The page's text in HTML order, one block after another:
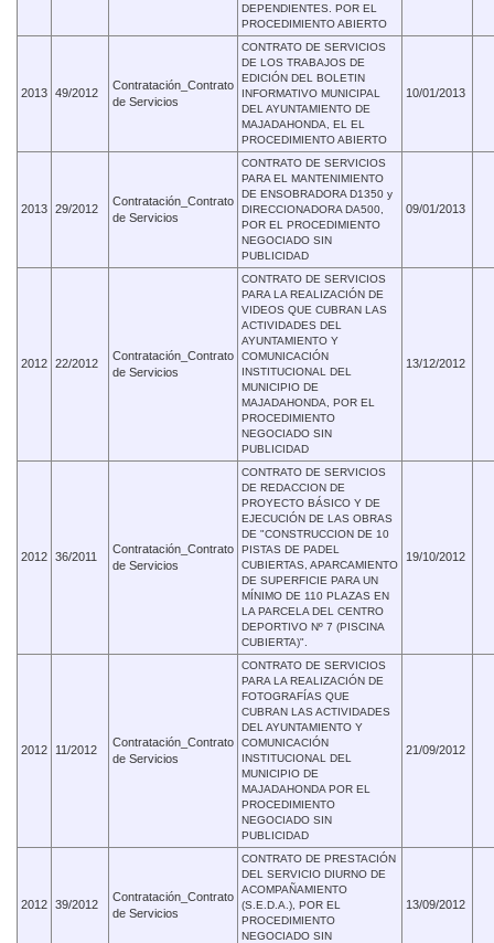
DEPENDIENTES. POR EL
PROCEDIMIENTO ABIERTO
2013 49/2012
Contratación_Contrato
de Servicios
CONTRATO DE SERVICIOS
DE LOS TRABAJOS DE
EDICIÓN DEL BOLETIN
INFORMATIVO MUNICIPAL
DEL AYUNTAMIENTO DE
MAJADAHONDA, EL EL
PROCEDIMIENTO ABIERTO
10/01/2013
2013 29/2012
Contratación_Contrato
de Servicios
CONTRATO DE SERVICIOS
PARA EL MANTENIMIENTO
DE ENSOBRADORA D1350 y
DIRECCIONADORA DA500,
POR EL PROCEDIMIENTO
NEGOCIADO SIN
PUBLICIDAD
09/01/2013
2012 22/2012
Contratación_Contrato
de Servicios
CONTRATO DE SERVICIOS
PARA LA REALIZACIÓN DE
VIDEOS QUE CUBRAN LAS
ACTIVIDADES DEL
AYUNTAMIENTO Y
COMUNICACIÓN
INSTITUCIONAL DEL
MUNICIPIO DE
MAJADAHONDA, POR EL
PROCEDIMIENTO
NEGOCIADO SIN
PUBLICIDAD
13/12/2012
2012 36/2011
Contratación_Contrato
de Servicios
CONTRATO DE SERVICIOS
DE REDACCION DE
PROYECTO BÁSICO Y DE
EJECUCIÓN DE LAS OBRAS
DE "CONSTRUCCION DE 10
PISTAS DE PADEL
CUBIERTAS, APARCAMIENTO
DE SUPERFICIE PARA UN
MÍNIMO DE 110 PLAZAS EN
LA PARCELA DEL CENTRO
DEPORTIVO Nº 7 (PISCINA
CUBIERTA)".
19/10/2012
2012 11/2012
Contratación_Contrato
de Servicios
CONTRATO DE SERVICIOS
PARA LA REALIZACIÓN DE
FOTOGRAFÍAS QUE
CUBRAN LAS ACTIVIDADES
DEL AYUNTAMIENTO Y
COMUNICACIÓN
INSTITUCIONAL DEL
MUNICIPIO DE
MAJADAHONDA POR EL
PROCEDIMIENTO
NEGOCIADO SIN
PUBLICIDAD
21/09/2012
2012 39/2012
Contratación_Contrato
de Servicios
CONTRATO DE PRESTACIÓN
DEL SERVICIO DIURNO DE
ACOMPAÑAMIENTO
(S.E.D.A.), POR EL
PROCEDIMIENTO
NEGOCIADO SIN
13/09/2012